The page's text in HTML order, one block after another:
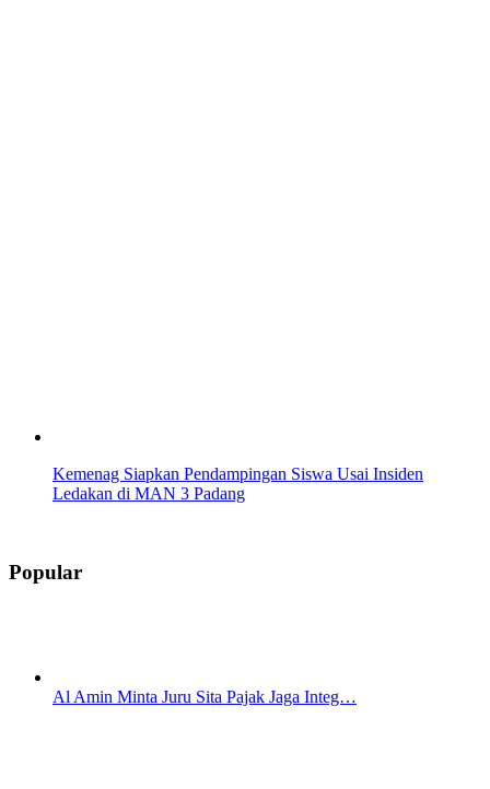
Kemenag Siapkan Pendampingan Siswa Usai Insiden
Ledakan di MAN 3 Padang
Popular
Al Amin Minta Juru Sita Pajak Jaga Integ…